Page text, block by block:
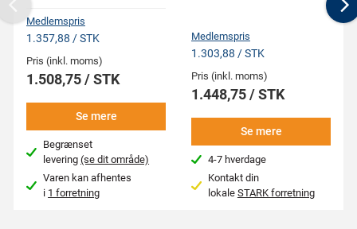
Medlemspris
1.357,88 / STK
Pris (inkl. moms)
1.508,75 / STK
Se mere
Begrænset
levering(se dit område)
Varen kan afhentes
i 1 forretning
Medlemspris
1.303,88 / STK
Pris (inkl. moms)
1.448,75 / STK
Se mere
4-7 hverdage
Kontakt din
lokale STARK forretning
Previous